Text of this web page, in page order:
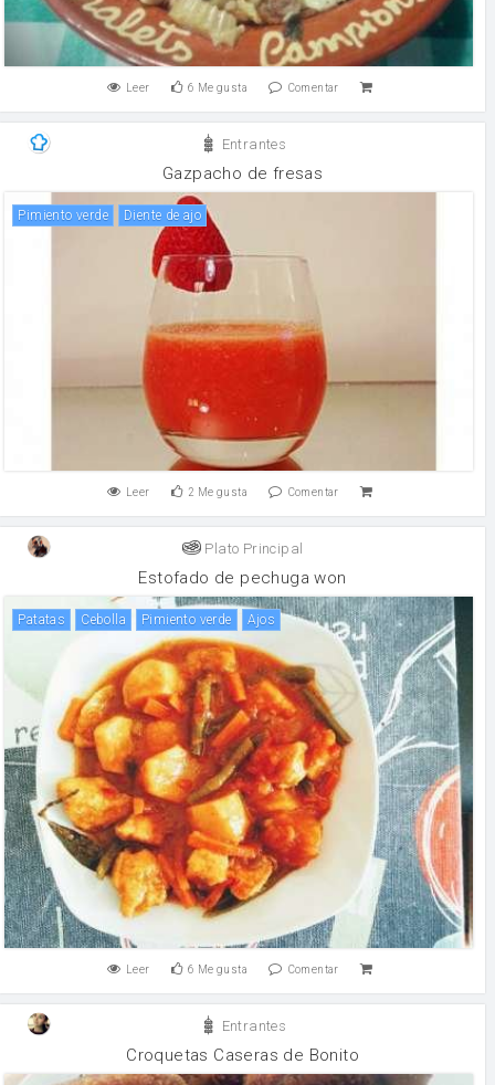
Leer 6 Me gusta Comentar
Entrantes
Gazpacho de fresas
pimiento verde Diente de ajo
Leer 2 Me gusta Comentar
Plato Principal
Estofado de pechuga won
patatas cebolla pimiento verde Ajos
Leer 6 Me gusta Comentar
Entrantes
Croquetas Caseras de Bonito